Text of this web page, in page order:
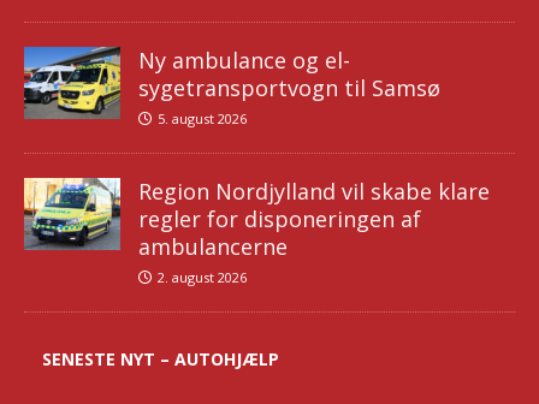
Ny ambulance og el-
sygetransportvogn til Samsø
5. august 2026
Region Nordjylland vil skabe klare
regler for disponeringen af
ambulancerne
2. august 2026
SENESTE NYT – AUTOHJÆLP